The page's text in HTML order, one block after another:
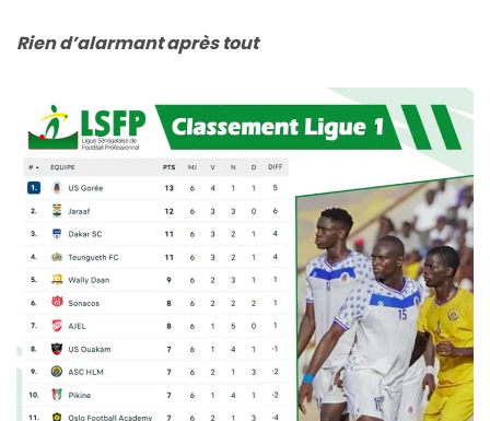
Rien d’alarmant après tout